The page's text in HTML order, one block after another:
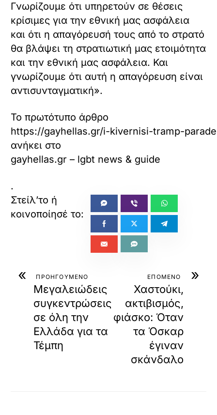
Γνωρίζουμε ότι υπηρετούν σε θέσεις
κρίσιμες για την εθνική μας ασφάλεια
και ότι η απαγόρευσή τους από το στρατό
θα βλάψει τη στρατιωτική μας ετοιμότητα
και την εθνική μας ασφάλεια. Και
γνωρίζουμε ότι αυτή η απαγόρευση είναι
αντισυνταγματική».
Το πρωτότυπο άρθρο
https://gayhellas.gr/i-kivernisi-tramp-
ανήκει στο
gayhellas.gr – lgbt news & guide
.
« ΠΡΟΗΓΟΥΜΕΝΟ
Μεγαλειώδεις
συγκεντρώσεις
σε όλη την
Ελλάδα για τα
Τέμπη
»
ΕΠΟΜΕΝΟ
Χαστούκι,
ακτιβισμός,
φιάσκο: Όταν
τα Όσκαρ
έγιναν
σκάνδαλο